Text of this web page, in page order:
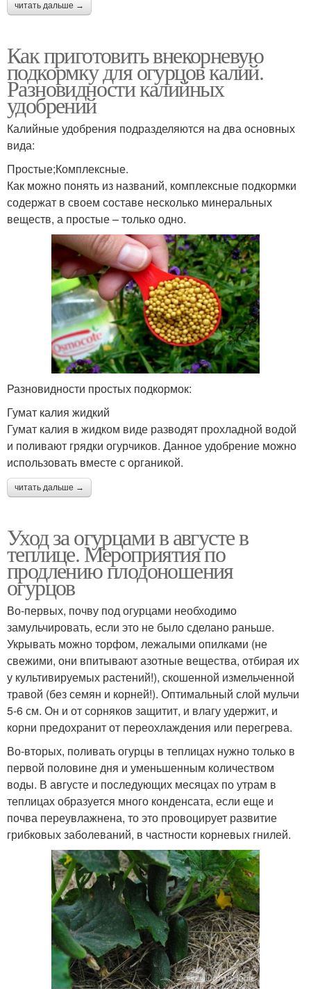
читать дальше →
Как приготовить внекорневую
подкормку для огурцов калий.
Разновидности калийных
удобрений
Калийные удобрения подразделяются на два основных
вида:
Простые;Комплексные.
Как можно понять из названий, комплексные подкормки
содержат в своем составе несколько минеральных
веществ, а простые – только одно.
Разновидности простых подкормок:
Гумат калия жидкий
Гумат калия в жидком виде разводят прохладной водой
и поливают грядки огурчиков. Данное удобрение можно
использовать вместе с органикой.
читать дальше →
Уход за огурцами в августе в
теплице. Мероприятия по
продлению плодоношения
огурцов
Во-первых, почву под огурцами необходимо
замульчировать, если это не было сделано раньше.
Укрывать можно торфом, лежалыми опилками (не
свежими, они впитывают азотные вещества, отбирая их
у культивируемых растений!), скошенной измельченной
травой (без семян и корней!). Оптимальный слой мульчи
5-6 см. Он и от сорняков защитит, и влагу удержит, и
корни предохранит от переохлаждения или перегрева.
Во-вторых, поливать огурцы в теплицах нужно только в
первой половине дня и уменьшенным количеством
воды. В августе и последующих месяцах по утрам в
теплицах образуется много конденсата, если еще и
почва переувлажнена, то это провоцирует развитие
грибковых заболеваний, в частности корневых гнилей.